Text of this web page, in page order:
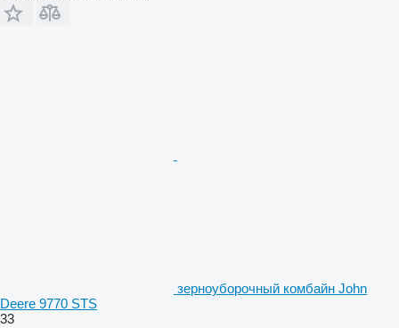
зерноуборочный комбайн John
Deere 9770 STS
33